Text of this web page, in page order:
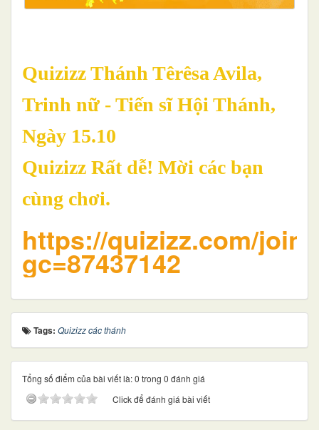
Quizizz Thánh Têrêsa Avila,
Trinh nữ - Tiến sĩ Hội Thánh,
Ngày 15.10
Quizizz Rất dễ! Mời các bạn
cùng chơi.
https://quizizz.com/join?
gc=87437142
Tags: Quizizz các thánh
Tổng số điểm của bài viết là: 0 trong 0 đánh giá
Click để đánh giá bài viết